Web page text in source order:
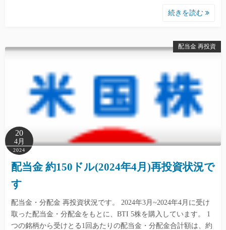
続きを読む
配当金 再投資
20
4月
2024
配当金 約150ドル(2024年4月)再投資状況で
す
配当金・分配金 再投資状況です。 2024年3月~2024年4月に受け
取った配当金・分配金をもとに、BTI 5株を購入しています。 1
つの銘柄から受けとる1回あたりの配当金・分配金合計額は、約